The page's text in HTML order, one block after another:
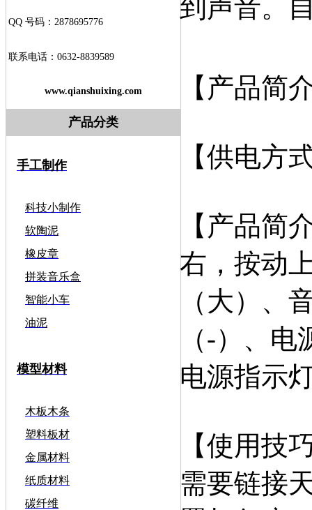
QQ 号码：2878695776
联系电话：0632-8839589
www.qianshuixing.com
产品分类
手工制作
科技小制作
软陶泥
橡皮章
拼装音乐盒
智能小车
油泥
模型材料
木板木条
塑料板材
金属材料
纸质材料
碳纤维
到声音。
【产品简
【供电方
【产品简
右，按动
（大）、
（-）、
电源指示
【使用技
需要链接